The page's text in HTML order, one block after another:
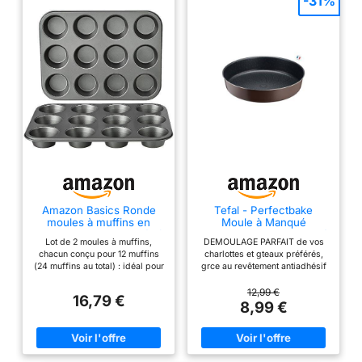
four. Certifie alimentaire,
sans PFOA, PTFE et
PFOS pour une cuisine
saine. Nettoyage du
moule rectangulaire
patisserie rapide et facile
UNIFORMEMENT
REPARTIE - Acier
carbone epais assurant
une repartition
homogene de la
temperature sur toute la
Cuissons dorees et
regulieres a chaque
fournee, des bords aux
centres, pour des
Amazon Basics Ronde
moules à muffins en
Lot de 2, Gris
Lot de 2 moules à muffins,
chacun conçu pour 12 muffins
(24 muffins au total) : idéal pour
résistante en acier carbone
rapide et homogène pour un
brunissement uniforme. Le
revêtement antiadhésif assure
16,79 €
Tefal - Perfectbake
Moule à Manqué
- 26cm
DEMOULAGE PARFAIT de vos
charlottes et gteaux préférés,
grce au revêtement antiadhésif
RESISTANCE ET DURABILITE :
ce moule à gteau est fabriqué
en aluminium 100 percent
recyclé, 2 fois plus résistant
que l'aluminium classique DES
RESULTATS DE CUISSON
12,99 €
8,99 €